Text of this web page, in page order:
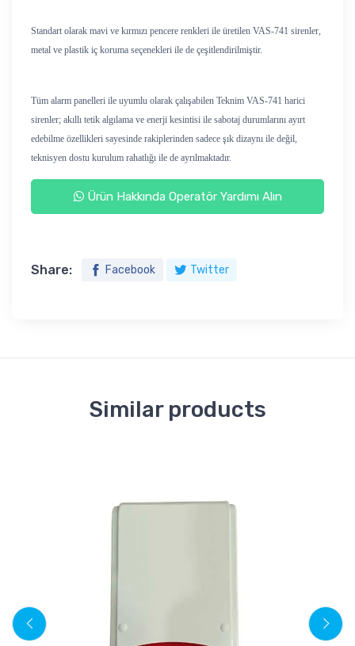
Standart olarak mavi ve kırmızı pencere renkleri ile üretilen VAS-741 sirenler,
metal ve plastik iç koruma seçenekleri ile de çeşitlendirilmiştir.
Tüm alarm panelleri ile uyumlu olarak çalışabilen Teknim VAS-741 harici
sirenler; akıllı tetik algılama ve enerji kesintisi ile sabotaj durumlarını ayırt
edebilme özellikleri sayesinde rakiplerinden sadece şık dizaynı ile değil,
teknisyen dostu kurulum rahatlığı ile de ayrılmaktadır.
Ürün Hakkında Operatör Yardımı Alın
Share: Facebook Twitter
Similar products